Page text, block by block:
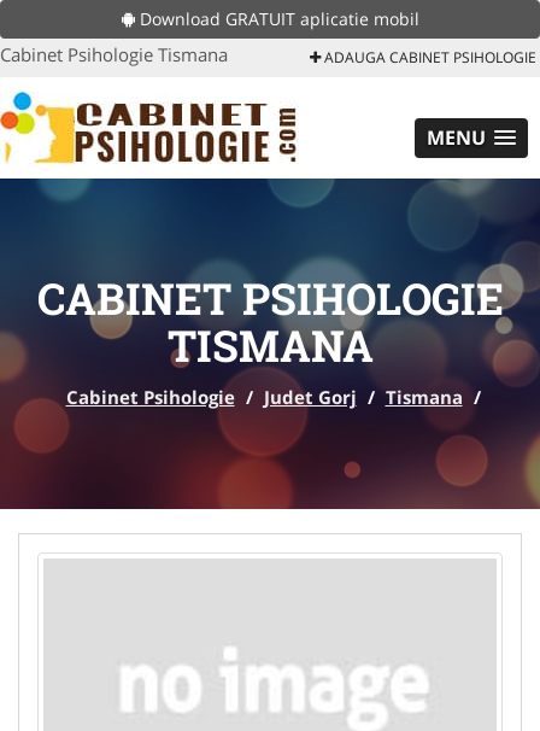
Download GRATUIT aplicatie mobil
Cabinet Psihologie Tismana ADAUGA CABINET PSIHOLOGIE
MENU
CABINET PSIHOLOGIE
TISMANA
Cabinet Psihologie / Judet Gorj / Tismana /